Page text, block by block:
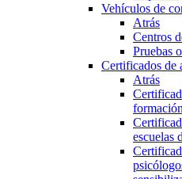
Vehículos de
Atrás
Centros
Pruebas
Certificados de
Atrás
escuelas